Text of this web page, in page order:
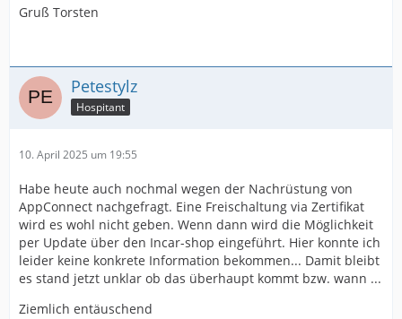
Gruß Torsten
Petestylz
Hospitant
10. April 2025 um 19:55
Habe heute auch nochmal wegen der Nachrüstung von
AppConnect nachgefragt. Eine Freischaltung via Zertifikat
wird es wohl nicht geben. Wenn dann wird die Möglichkeit
per Update über den Incar-shop eingeführt. Hier konnte ich
leider keine konkrete Information bekommen... Damit bleibt
es stand jetzt unklar ob das überhaupt kommt bzw. wann ...
Ziemlich entäuschend